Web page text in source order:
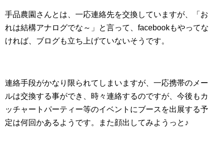
手品農園さんとは、一応連絡先を交換していますが、「お
れは結構アナログでな～」と言って、facebookもやってな
ければ、ブログも立ち上げていないそうです。
連絡手段がかなり限られてしまいますが、一応携帯のメー
ルは交換する事ができ、時々連絡するのですが、今後もカ
ッチャートパーティー等のイベントにブースを出展する予
定は何回かあるようです。また顔出してみようっと♪